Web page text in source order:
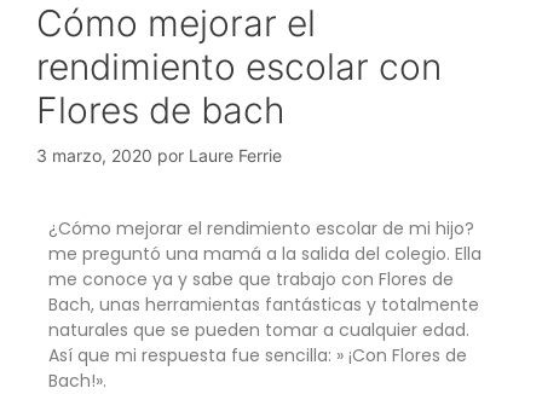
Cómo mejorar el
rendimiento escolar con
Flores de bach
3 marzo, 2020 por Laure Ferrie
¿Cómo mejorar el rendimiento escolar de mi hijo?
me preguntó una mamá a la salida del colegio. Ella
me conoce ya y sabe que trabajo con Flores de
Bach, unas herramientas fantásticas y totalmente
naturales que se pueden tomar a cualquier edad.
Así que mi respuesta fue sencilla: » ¡Con Flores de
Bach!».